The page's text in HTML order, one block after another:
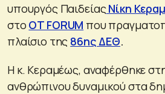
υπουργός ΠαιδείαςΝίκη
στο OT FORUM που
πλαίσιο της 86ης ΔΕΘ.
Η κ. Κεραμέως, αναφέρθηκε
ανθρώπινου δυναμικού στα